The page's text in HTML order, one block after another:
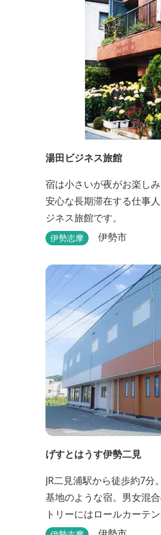
湯田ビジネス旅館
宿は小さいが夜がお楽し
安心な長期滞在する仕事
ジネス旅館です。
伊勢志摩 伊勢市
げすとはうす伊勢二見
JR二見浦駅から徒歩約7
基地のような宿。男女混
トリーにはロールカーテ
ートも守れます。